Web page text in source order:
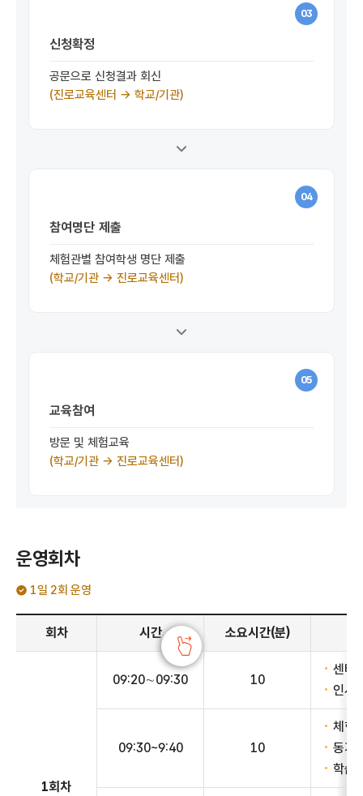
03
신청확정
공문으로 신청결과 회신
(진로교육센터 → 학교/기관)
04
참여명단 제출
체험관별 참여학생 명단 제출
(학교/기관 → 진로교육센터)
05
교육참여
방문 및 체험교육
(학교/기관 → 진로교육센터)
운영회차
1일 2회 운영
운영회차안내 - 회차, 시간, 소요시간(분), 체험 내용 정보 제공
회차
시간 소요시간(분)
1회차
09:20∼09:30 10
센터
인사
09:30~9:40 10
체험
동기
학습